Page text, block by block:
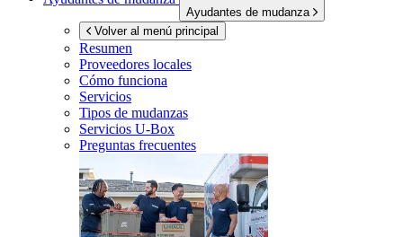
Ayudantes de mudanza
Volver al menú principal
Resumen
Proveedores locales
Cómo funciona
Servicios
Tipos de mudanzas
Servicios U-Box
Preguntas frecuentes